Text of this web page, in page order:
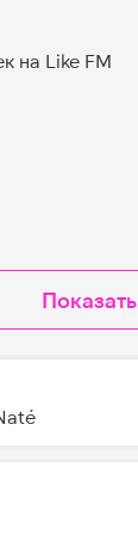
Показать